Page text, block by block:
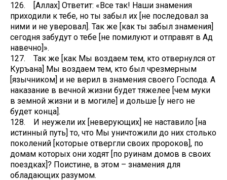
126. [Аллах] Ответит: «Все так! Наши знамения
приходили к тебе, но ты забыл их [не последовал за
ними и не уверовал]. Так же [как ты забыл знамения]
сегодня забудут о тебе [не помилуют и отправят в Ад
навечно]».
127. Так же [как Мы воздаем тем, кто отвернулся от
Куръана] Мы воздаем тем, кто был чрезмерным
[язычником] и не верил в знамения своего Господа. А
наказание в вечной жизни будет тяжелее [чем муки
в земной жизни и в могиле] и дольше [у него не
будет конца].
128. И неужели их [неверующих] не наставило [на
истинный путь] то, что Мы уничтожили до них столько
поколений [которые отвергли своих пророков], по
домам которых они ходят [по руинам домов в своих
поездках]? Поистине, в этом – знамения для
обладающих разумом.